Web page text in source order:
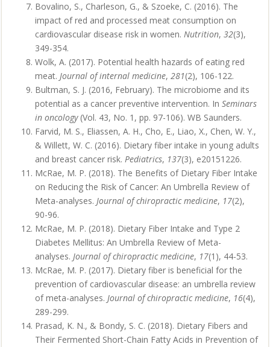
Bovalino, S., Charleson, G., & Szoeke, C. (2016). The
impact of red and processed meat consumption on
cardiovascular disease risk in women. Nutrition, 32(3),
349-354.
Wolk, A. (2017). Potential health hazards of eating red
meat. Journal of internal medicine, 281(2), 106-122.
Bultman, S. J. (2016, February). The microbiome and its
potential as a cancer preventive intervention. In Seminars
in oncology(Vol. 43, No. 1, pp. 97-106). WB Saunders.
Farvid, M. S., Eliassen, A. H., Cho, E., Liao, X., Chen, W. Y.,
& Willett, W. C. (2016). Dietary fiber intake in young adults
and breast cancer risk. Pediatrics, 137(3), e20151226.
McRae, M. P. (2018). The Benefits of Dietary Fiber Intake
on Reducing the Risk of Cancer: An Umbrella Review of
Meta-analyses. Journal of chiropractic medicine, 17(2),
90-96.
McRae, M. P. (2018). Dietary Fiber Intake and Type 2
Diabetes Mellitus: An Umbrella Review of Meta-
analyses. Journal of chiropractic medicine, 17(1), 44-53.
McRae, M. P. (2017). Dietary fiber is beneficial for the
prevention of cardiovascular disease: an umbrella review
of meta-analyses. Journal of chiropractic medicine, 16(4),
289-299.
Prasad, K. N., & Bondy, S. C. (2018). Dietary Fibers and
Their Fermented Short-Chain Fatty Acids in Prevention of